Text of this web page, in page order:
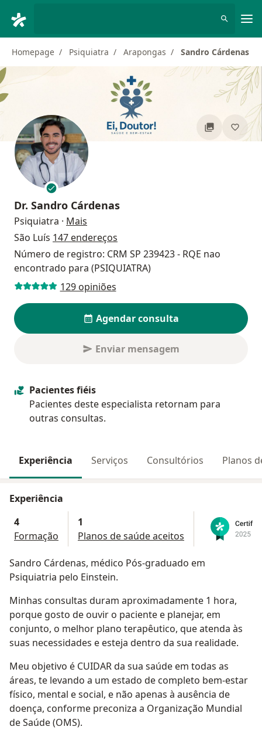
Homepage Psiquiatra Arapongas Sandro Cárdenas
Dr. Sandro Cárdenas
Psiquiatra · Mais
São Luís 147 endereços
Número de registro: CRM SP 239423 - RQE nao
encontrado para (PSIQUIATRA)
129 opiniões
Agendar consulta
Enviar mensagem
Pacientes fiéis
Pacientes deste especialista retornam para
outras consultas.
Experiência Serviços Consultórios Planos
Experiência
4
Formação
1
Planos de saúde aceitos
Sandro Cárdenas, médico Pós-graduado em
Psiquiatria pelo Einstein.
Minhas consultas duram aproximadamente 1 hora,
porque gosto de ouvir o paciente e planejar, em
conjunto, o melhor plano terapêutico, que atenda às
suas necessidades e esteja dentro da sua realidade.
Meu objetivo é CUIDAR da sua saúde em todas as
áreas, te levando a um estado de completo bem-estar
físico, mental e social, e não apenas à ausência de
doença, conforme preconiza a Organização Mundial
de Saúde (OMS).